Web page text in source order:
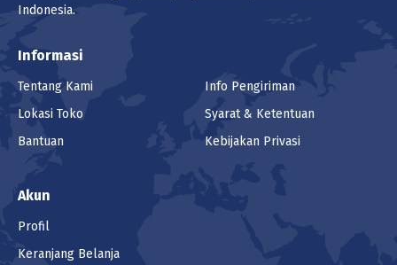
Indonesia.
Informasi
Tentang Kami
Lokasi Toko
Bantuan
Info Pengiriman
Syarat & Ketentuan
Kebijakan Privasi
Akun
Profil
Keranjang Belanja